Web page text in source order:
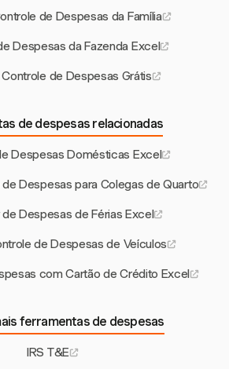
de Despesas da Família
Despesas da Fazenda Excel
Controle de Despesas Grátis
de despesas relacionadas
Despesas Domésticas Excel
de Despesas para Colegas de Quarto
Despesas de Férias Excel
de Despesas de Veículos
com Cartão de Crédito Excel
ferramentas de despesas
IRS T&E